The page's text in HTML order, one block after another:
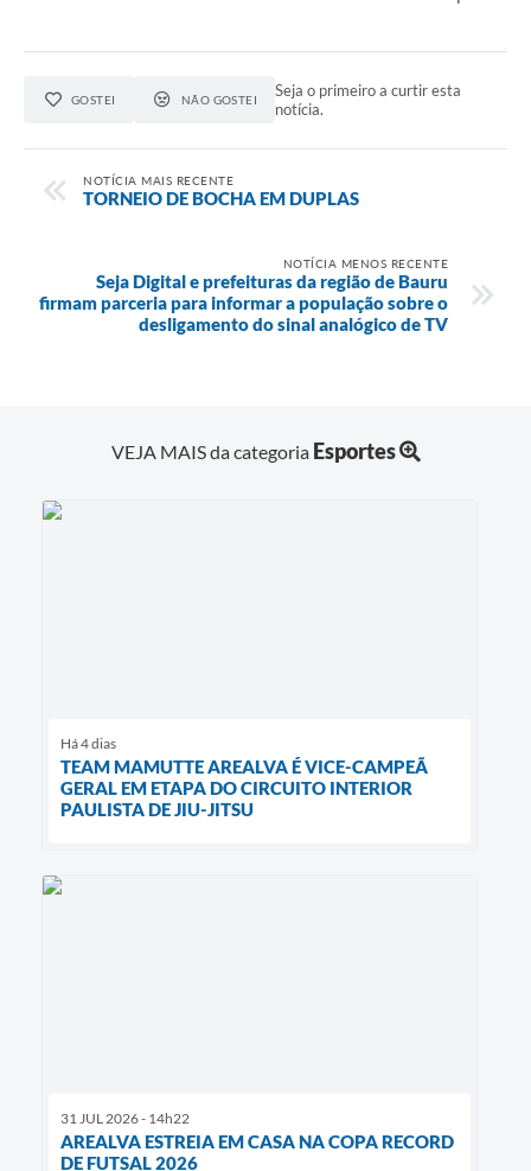
GOSTEI NÃO GOSTEI
Seja o primeiro a curtir esta
notícia.
NOTÍCIA MAIS RECENTE
TORNEIO DE BOCHA EM DUPLAS
NOTÍCIA MENOS RECENTE
Seja Digital e prefeituras da região de Bauru
firmam parceria para informar a população sobre o
desligamento do sinal analógico de TV
VEJA MAIS da categoria Esportes
Há 4 dias
TEAM MAMUTTE AREALVA É VICE-CAMPEÃ
GERAL EM ETAPA DO CIRCUITO INTERIOR
PAULISTA DE JIU-JITSU
31 JUL 2026 - 14h22
AREALVA ESTREIA EM CASA NA COPA RECORD
DE FUTSAL 2026